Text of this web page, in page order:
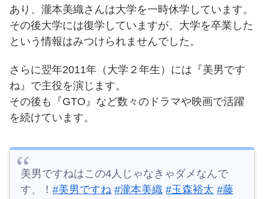
あり、瀧本美織さんは大学を一時休学しています。
その後大学には復学していますが、大学を卒業した
という情報はみつけられませんでした。
さらに翌年2011年（大学２年生）には『美男です
ね』で主役を演じます。
その後も『GTO』など数々のドラマや映画で活躍
を続けています。
美男ですねはこの4人じゃなきゃダメなんで
す、！ #美男ですね #瀧本美織 #玉森裕太 #藤